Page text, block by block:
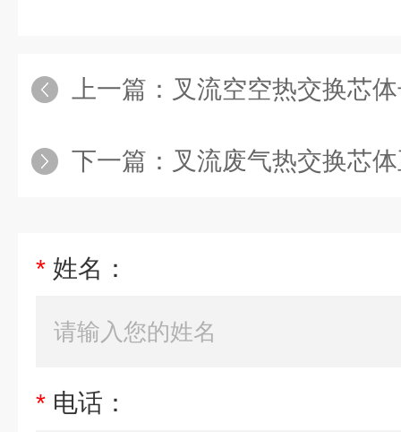
上一篇： 叉流空空热交换芯
下一篇： 叉流废气热交换芯
* 姓名：
* 电话：